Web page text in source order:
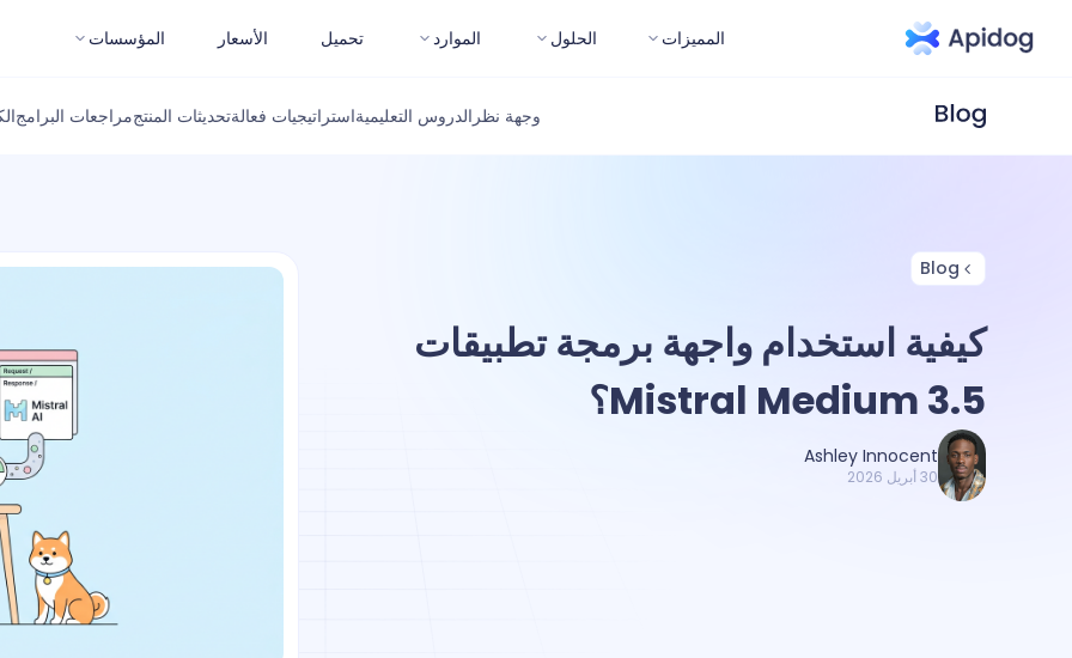
المميزات الحلول الموارد تحميل الأسعار المؤسسات
وجهة نظر الدروس التعليميةاستراتيجيات فعالةتحديثات المنتجمراجعات البرامج
Blog
كيفية استخدام واجهة برمجة تطبيقات
Mistral Medium 3.5؟
Ashley Innocent
30 أبريل 2026